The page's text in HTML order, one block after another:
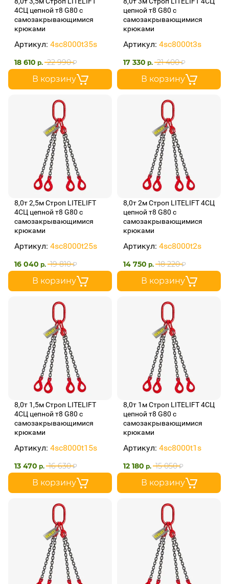
4СЦ цепной т8 G80 с
самозакрывающимися
крюками
Артикул: 4sc8000t35s
22 990 ₽
18 610 р.
В корзину
цепной т8 G80 с
самозакрывающимися
крюками
Артикул: 4sc8000t3s
21 400 ₽
17 330 р.
В корзину
8,0т 2,5м Строп LITELIFT
4СЦ цепной т8 G80 с
самозакрывающимися
крюками
Артикул: 4sc8000t25s
19 810 ₽
16 040 р.
В корзину
8,0т 2м Строп LITELIFT 4СЦ
цепной т8 G80 с
самозакрывающимися
крюками
Артикул: 4sc8000t2s
18 220 ₽
14 750 р.
В корзину
8,0т 1,5м Строп LITELIFT
4СЦ цепной т8 G80 с
самозакрывающимися
крюками
Артикул: 4sc8000t15s
16 630 ₽
13 470 р.
В корзину
8,0т 1м Строп LITELIFT 4СЦ
цепной т8 G80 с
самозакрывающимися
крюками
Артикул: 4sc8000t1s
15 050 ₽
12 180 р.
В корзину